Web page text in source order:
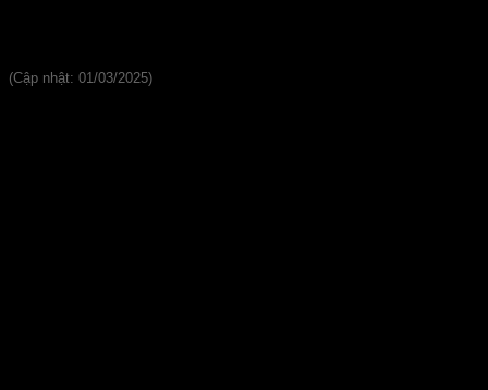
(Cập nhật: 01/03/2025)